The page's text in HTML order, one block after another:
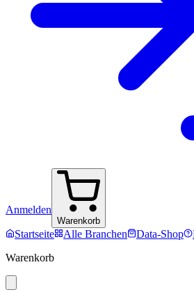
Anmelden
Warenkorb
Startseite Alle Branchen Data-Shop
Warenkorb